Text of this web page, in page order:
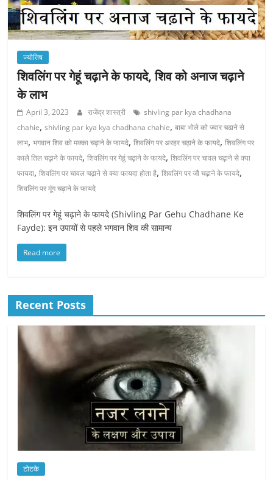
ज्योतिष
शिवलिंग पर गेहूं चढ़ाने के फायदे, शिव को अनाज चढ़ाने
के लाभ
April 3, 2023 राजेंद्र शास्त्री
shivling par kya chadhana
chahie,shivling par kya kya chadhana chahie,बाबा भोले को ज्वार चढाने से
लाभ,भगवान शिव को मक्का चढ़ाने के फायदे,शिवलिंग पर अरहर चढ़ाने के फायदे,शिवलिंग पर
काले तिल चढ़ाने के फायदे,शिवलिंग पर गेहूं चढ़ाने के फायदे,शिवलिंग पर चावल चढ़ाने से क्या
फायदा,शिवलिंग पर चावल चढ़ाने से क्या फायदा होता है,शिवलिंग पर जौ चढ़ाने के फायदे,
शिवलिंग पर मूंग चढ़ाने के फायदे
शिवलिंग पर गेहूं चढ़ाने के फायदे (Shivling Par Gehu Chadhane Ke
Fayde): इन उपायों से पहले भगवान शिव की सामान्य
Read more
Recent Posts
टोटके